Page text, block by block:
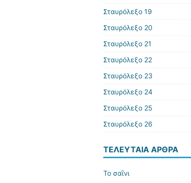
Σταυρόλεξο 19
Σταυρόλεξο 20
Σταυρόλεξο 21
Σταυρόλεξο 22
Σταυρόλεξο 23
Σταυρόλεξο 24
Σταυρόλεξο 25
Σταυρόλεξο 26
ΤΕΛΕΥΤΑΊΑ ΆΡΘΡΑ
Το σαΐνι